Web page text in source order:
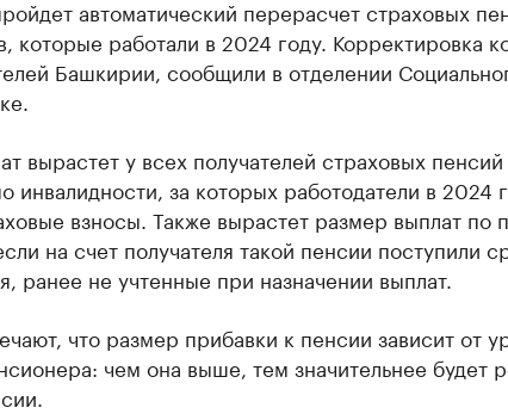
автоматический перерасчет страховых
которые работали в 2024 году. Корректировка
Башкирии, сообщили в отделении
вырастет у всех получателей страховых
инвалидности, за которых работодатели в 2024
взносы. Также вырастет размер выплат по
на счет получателя такой пенсии поступили
ранее не учтенные при назначении выплат.
что размер прибавки к пенсии зависит от
чем она выше, тем значительнее будет